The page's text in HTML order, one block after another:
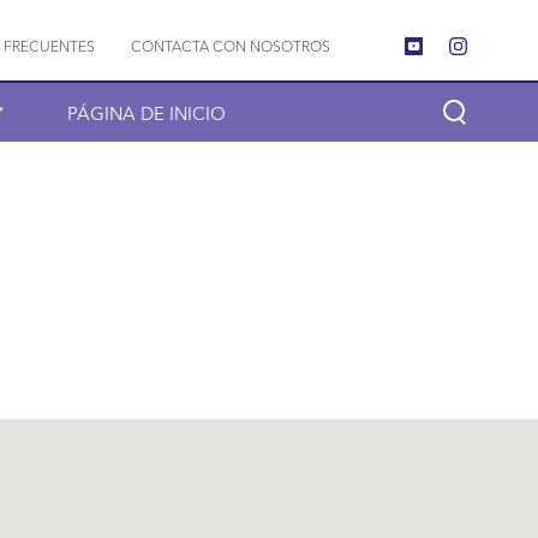
CONTACTA CON NOSOTROS
PÁGINA DE INICIO